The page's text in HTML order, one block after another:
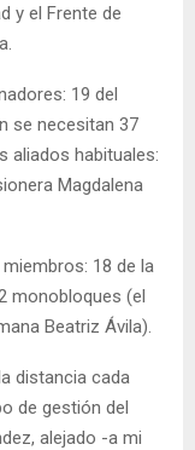
y el Frente de
19 del
se necesitan 37
aliados habituales:
Magdalena
18 de la
monobloques (el
Beatriz Ávila).
distancia cada
de gestión del
alejado -a mi